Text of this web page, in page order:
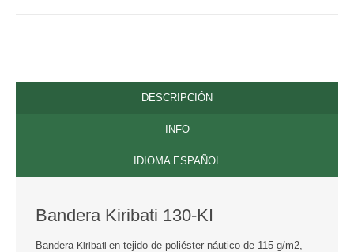
DESCRIPCIÓN
INFO
IDIOMA ESPAÑOL
Bandera Kiribati 130-KI
Bandera Kiribati en tejido de poliéster náutico de 115 g/m2,